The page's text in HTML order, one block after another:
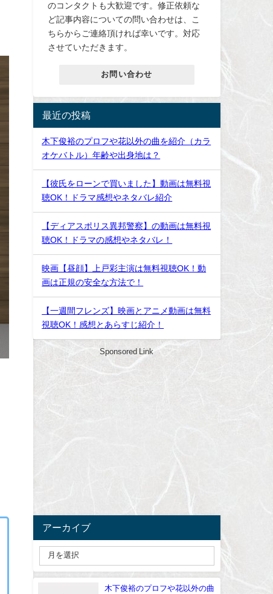
のコンタクトも大歓迎です。修正依頼な
ど記事内容についての問い合わせは、こ
ちらからご連絡頂ければ幸いです。対応
させていただきます。
お問い合わせ
最近の投稿
木下俊裕のプロフや花以外の曲を紹介（カラ
オケバトル）年齢や出身地は？
【彼氏をローンで買いました】動画は無料視
聴OK！ドラマ感想やネタバレ紹介
【ディアスポリス異邦警察】の動画は無料視
聴OK！ドラマの感想やネタバレ！
映画【昼顔】上戸彩主演は無料視聴OK！動
画は正規の安全な方法で！
【一週間フレンズ】映画とアニメ動画は無料
視聴OK！感想とあらすじ紹介！
Sponsored Link
アーカイブ
木下俊裕のプロフや花以外の曲